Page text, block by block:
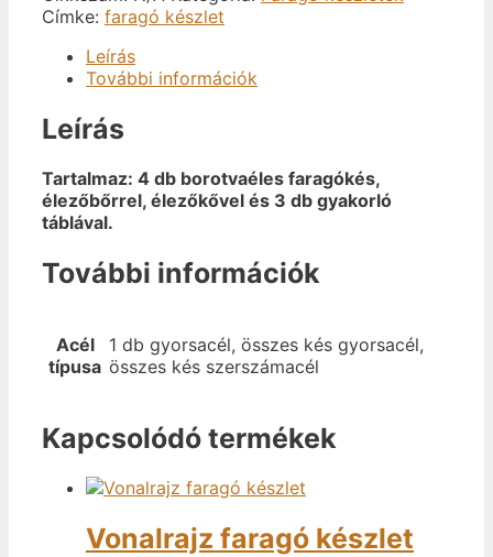
Címke: faragó készlet
Leírás
További információk
Leírás
Tartalmaz: 4 db borotvaéles faragókés,
élezőbőrrel, élezőkővel és 3 db gyakorló
táblával.
További információk
Acél
típusa
1 db gyorsacél, összes kés gyorsacél,
összes kés szerszámacél
Kapcsolódó termékek
Vonalrajz faragó készlet